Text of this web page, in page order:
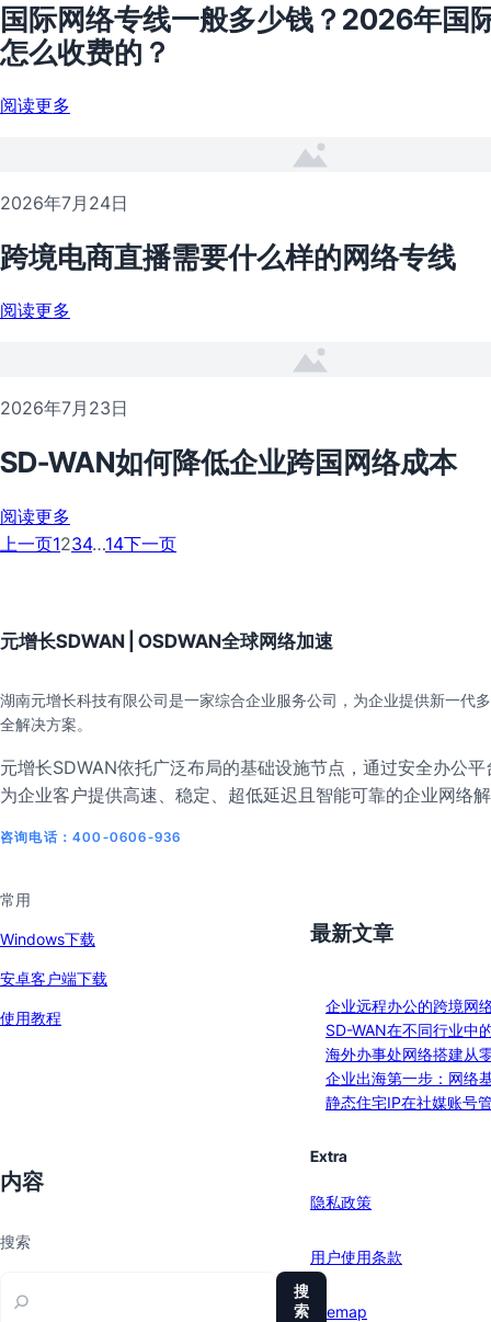
国际网络专线一般多少钱？2026年国
怎么收费的？
阅读更多
2026年7月24日
跨境电商直播需要什么样的网络专线
阅读更多
2026年7月23日
SD-WAN如何降低企业跨国网络成本
阅读更多
上一页1234…14下一页
元增长SDWAN | OSDWAN全球网络加速
湖南元增长科技有限公司是一家综合企业服务公司，为企业提供新一代
全解决方案。
元增长SDWAN依托广泛布局的基础设施节点，通过安全办公
为企业客户提供高速、稳定、超低延迟且智能可靠的企业网络
咨询电话：400-0606-936
常用
Windows下载
安卓客户端下载
使用教程
最新文章
企业远程办公的跨境网
SD-WAN在不同行业中
海外办事处网络搭建从
企业出海第一步：网络
静态住宅IP在社媒账号
内容
搜索
搜
索
Extra
隐私政策
用户使用条款
sitemap